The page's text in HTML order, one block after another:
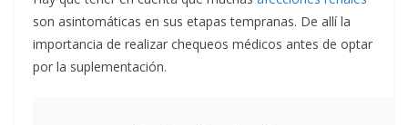
son asintomáticas en sus etapas tempranas. De allí la
importancia de realizar chequeos médicos antes de optar
por la suplementación.